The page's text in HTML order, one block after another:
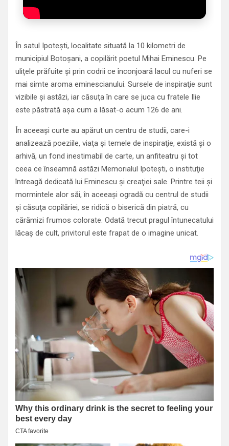
În satul Ipoteşti, localitate situată la 10 kilometri de
municipiul Botoşani, a copilărit poetul Mihai Eminescu. Pe
uliţele prăfuite şi prin codrii ce înconjoară lacul cu nuferi se
mai simte aroma eminescianului. Sursele de inspiraţie sunt
vizibile şi astăzi, iar căsuţa în care se juca cu fratele Ilie
este păstrată aşa cum a lăsat-o acum 126 de ani.
În aceeaşi curte au apărut un centru de studii, care-i
analizează poeziile, viaţa şi temele de inspiraţie, există şi o
arhivă, un fond inestimabil de carte, un anfiteatru şi tot
ceea ce înseamnă astăzi Memorialul Ipoteşti, o instituţie
întreagă dedicată lui Eminescu şi creaţiei sale. Printre teii şi
mormintele alor săi, în aceeaşi ogradă cu centrul de studii
şi căsuţa copilăriei, se ridică o biserică din piatră, cu
cărămizi frumos colorate. Odată trecut pragul întunecatului
lăcaş de cult, privitorul este frapat de o imagine unicat.